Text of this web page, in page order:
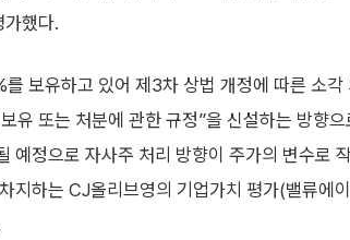
가했다.
보유하고 있어 제3차 상법 개정에 따른 소
유 또는 처분에 관한 규정”을 신설하는 방향
예정으로 자사주 처리 방향이 주가의 변수로
지하는 CJ올리브영의 기업가치 평가(밸류에